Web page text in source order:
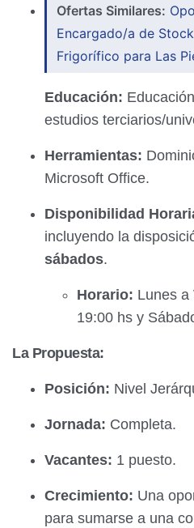
Ofertas Similares:
Encargado/a de
Frigorífico para Las
Educación:
estudios terciarios/
Herramientas:
Microsoft Office.
Disponibilidad
incluyendo la
sábados.
Horario: Lunes a
19:00 hs y
La Propuesta:
Posición: Nivel
Jornada: Completa.
Vacantes: 1 puesto.
Crecimiento: Una
para sumarse a una